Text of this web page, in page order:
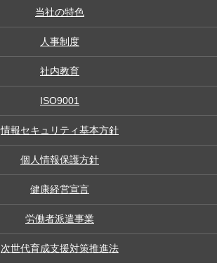
当社の特色
人事制度
社内教育
ISO9001
情報セキュリティ基本方針
個人情報保護方針
健康経営宣言
労働者派遣事業
次世代育成支援対策推進法